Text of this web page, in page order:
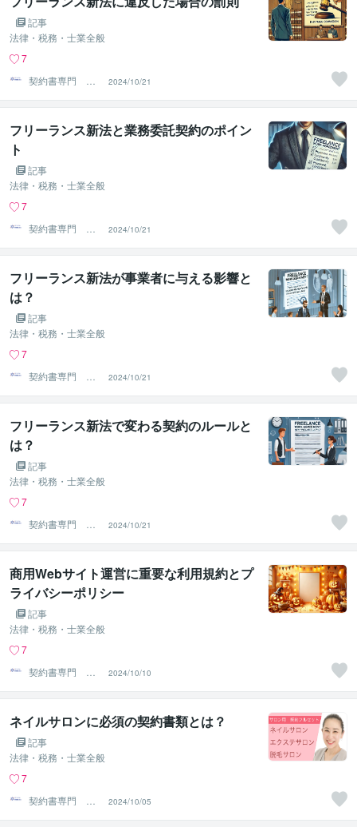
記事
法律・税務・士業全般
7
契約書専門 ア
トラス行政書士
法人
2024/10/21
フリーランス新法と業務委託契約のポイン
ト
記事
法律・税務・士業全般
7
契約書専門 ア
トラス行政書士
法人
2024/10/21
フリーランス新法が事業者に与える影響と
は？
記事
法律・税務・士業全般
7
契約書専門 ア
トラス行政書士
法人
2024/10/21
フリーランス新法で変わる契約のルールと
は？
記事
法律・税務・士業全般
7
契約書専門 ア
トラス行政書士
法人
2024/10/21
商用Webサイト運営に重要な利用規約とプ
ライバシーポリシー
記事
法律・税務・士業全般
7
契約書専門 ア
トラス行政書士
法人
2024/10/10
ネイルサロンに必須の契約書類とは？
記事
法律・税務・士業全般
7
契約書専門 ア
トラス行政書士
法人
2024/10/05